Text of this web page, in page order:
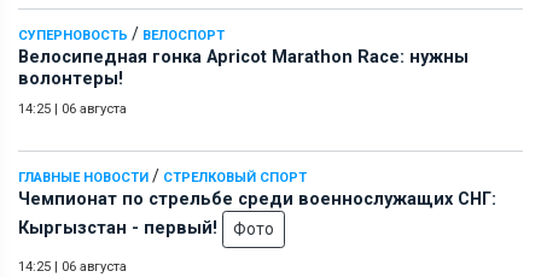
СУПЕРНОВОСТЬ / ВЕЛОСПОРТ
Велосипедная гонка Apricot Marathon Race: нужны
волонтеры!
14:25 | 06 августа
ГЛАВНЫЕ НОВОСТИ / СТРЕЛКОВЫЙ СПОРТ
Чемпионат по стрельбе среди военнослужащих СНГ:
Кыргызстан - первый!
Фото
14:25 | 06 августа